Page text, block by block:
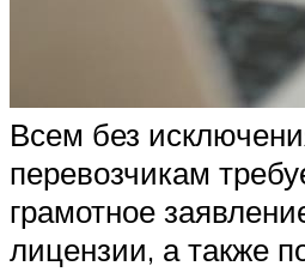
Всем без
перевозчикам
грамотное
лицензии, а также